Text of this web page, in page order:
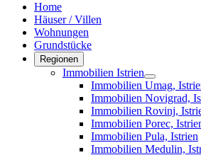
Home
Häuser / Villen
Wohnungen
Grundstücke
Regionen
Immobilien Istrien
Immobilien Umag,
Immobilien Novigrad,
Immobilien Rovinj,
Immobilien Porec,
Immobilien Pula, Istrien
Immobilien Medulin,